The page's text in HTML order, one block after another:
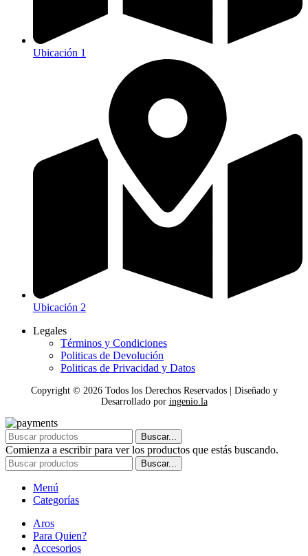
Ubicación 1
Ubicación 2
Legales
Términos y Condiciones
Politicas de Devolución
Politicas de Privacidad y Datos
Copyright © 2026Todos los Derechos Reservados | Diseñado y
Desarrollado por ingenio.la
Buscar...
Comienza a escribir para ver los productos que estás buscando.
Buscar...
Menú
Categorías
Aros
Para Quien?
Accesorios